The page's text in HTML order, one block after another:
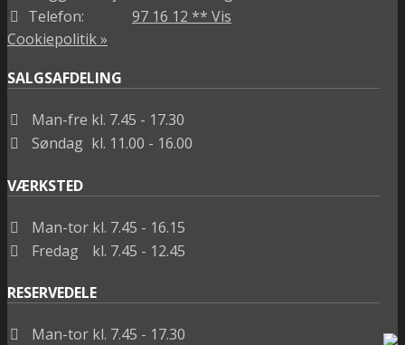
Telefon:
97 16 12 ** Vis
Cookiepolitik »
SALGSAFDELING
Man-fre kl. 7.45 - 17.30
Søndag kl. 11.00 - 16.00
VÆRKSTED
Man-tor kl. 7.45 - 16.15
Fredag
kl. 7.45 - 12.45
RESERVEDELE
Man-tor kl. 7.45 - 17.30